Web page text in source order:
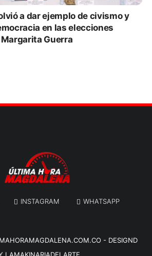
a dar ejemplo de civismo y
en las elecciones
Guerra
INSTAGRAM WHATSAPP
- DESIGND